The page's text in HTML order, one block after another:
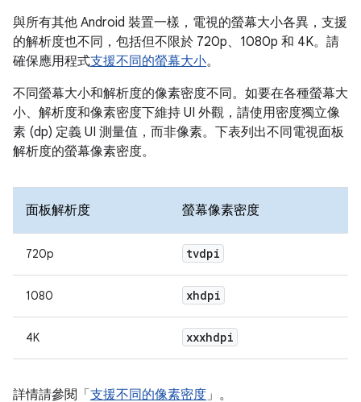
與所有其他 Android 裝置一樣，電視的螢幕大小各異，支援
的解析度也不同，包括但不限於 720p、1080p 和 4K。請
確保應用程式支援不同的螢幕大小。
不同螢幕大小和解析度的像素密度不同。如要在各種螢幕大
小、解析度和像素密度下維持 UI 外觀，請使用密度獨立像
素 (dp) 定義 UI 測量值，而非像素。下表列出不同電視面板
解析度的螢幕像素密度。
面板解析度 螢幕像素密度
720p tvdpi
1080 xhdpi
4K xxxhdpi
詳情請參閱「 支援不同的像素密度」。